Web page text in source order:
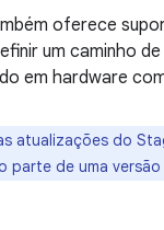
oferece
um caminho
em hardware
atualizações do
parte de uma